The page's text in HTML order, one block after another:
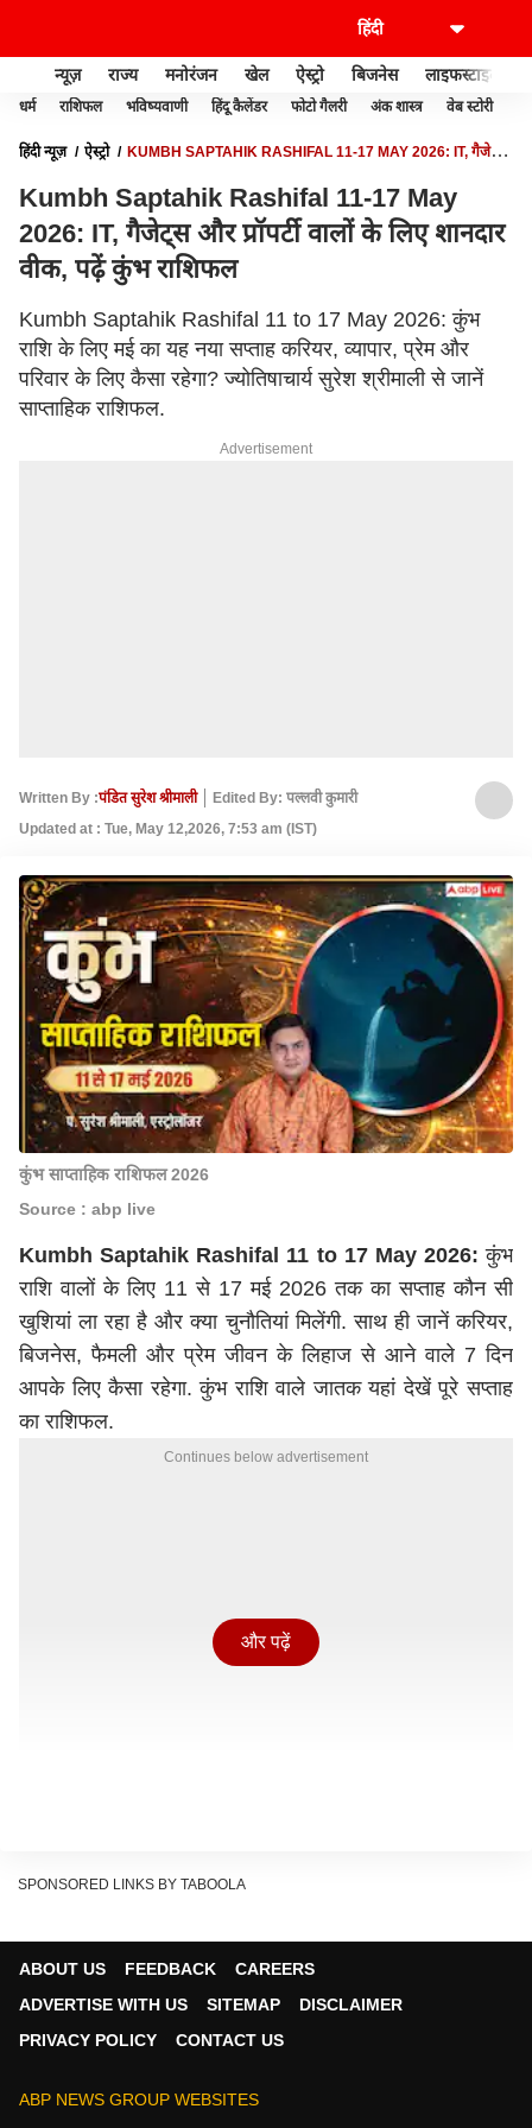
न्यूज़ राज्य मनोरंजन खेल ऐस्ट्रो बिजनेस लाइफस्टाइल
धर्म राशिफल भविष्यवाणी हिंदू कैलेंडर फोटो गैलरी अंक शास्त्र वेब स्टोरी
हिंदी न्यूज़ ऐस्ट्रो
KUMBH SAPTAHIK RASHIFAL 11-17 MAY 2026: IT, गैजेट्स
Kumbh Saptahik Rashifal 11-17 May
2026: IT, गैजेट्स और प्रॉपर्टी वालों के लिए शानदार
वीक, पढ़ें कुंभ राशिफल
Kumbh Saptahik Rashifal 11 to 17 May 2026: कुंभ
राशि के लिए मई का यह नया सप्ताह करियर, व्यापार, प्रेम और
परिवार के लिए कैसा रहेगा? ज्योतिषाचार्य सुरेश श्रीमाली से जानें
साप्ताहिक राशिफल.
Advertisement
Written By :पंडित सुरेश श्रीमाली
Edited By: पल्लवी कुमारी
Updated at : Tue, May 12,2026, 7:53 am (IST)
कुंभ साप्ताहिक राशिफल 2026
Source : abp live
Kumbh Saptahik Rashifal 11 to 17 May 2026:कुंभ
राशि वालों के लिए 11 से 17 मई 2026 तक का सप्ताह कौन सी
खुशियां ला रहा है और क्या चुनौतियां मिलेंगी. साथ ही जानें करियर,
बिजनेस, फैमली और प्रेम जीवन के लिहाज से आने वाले 7 दिन
आपके लिए कैसा रहेगा. कुंभ राशि वाले जातक यहां देखें पूरे सप्ताह
का राशिफल.
Continues below advertisement
कुंभ साप्ताहिक राशिफल(Aquarius Weekly
Horoscope 2026)
को बढ़ाने वाला रहेगा. इस सप्ताह आपकी सोच पहले से अधिक
और पढ़ें
SPONSORED LINKS BY TABOOLA
ABOUT US FEEDBACK
CAREERS
ADVERTISE WITH US
SITEMAP
DISCLAIMER
PRIVACY POLICY
CONTACT US
ABP NEWS GROUP WEBSITES